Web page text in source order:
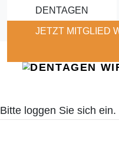
Skip to main content
DENTAGEN
JETZT MITGLIED
Bitte loggen Sie sich ein.